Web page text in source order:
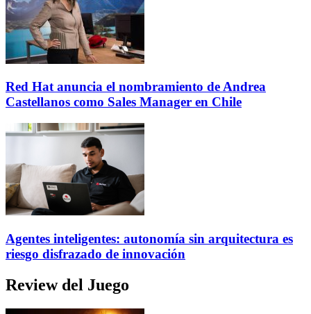
Red Hat anuncia el nombramiento de Andrea
Castellanos como Sales Manager en Chile
Agentes inteligentes: autonomía sin arquitectura es
riesgo disfrazado de innovación
Review del Juego